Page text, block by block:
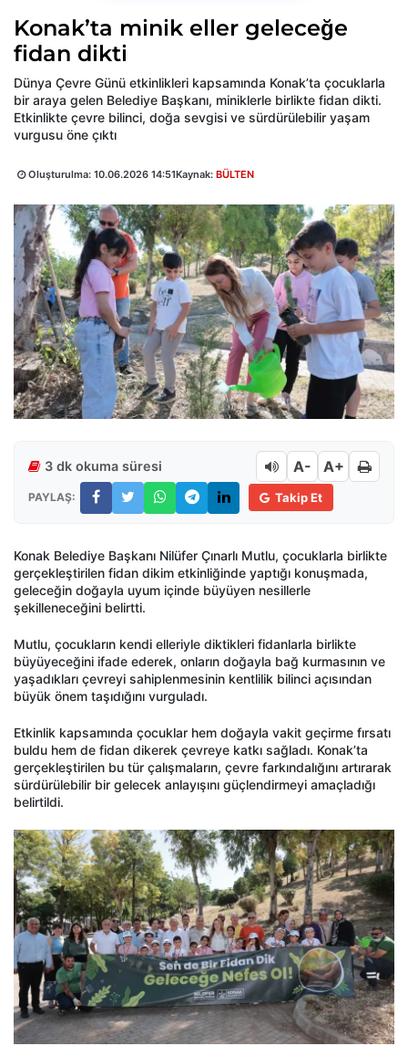
Konak’ta minik eller geleceğe
fidan dikti
Dünya Çevre Günü etkinlikleri kapsamında Konak’ta çocuklarla
bir araya gelen Belediye Başkanı, miniklerle birlikte fidan dikti.
Etkinlikte çevre bilinci, doğa sevgisi ve sürdürülebilir yaşam
vurgusu öne çıktı
Oluşturulma: 10.06.2026 14:51Kaynak: BÜLTEN
3 dk okuma süresi A- A+
PAYLAŞ: Takip Et
Konak Belediye Başkanı Nilüfer Çınarlı Mutlu, çocuklarla birlikte
gerçekleştirilen fidan dikim etkinliğinde yaptığı konuşmada,
geleceğin doğayla uyum içinde büyüyen nesillerle
şekilleneceğini belirtti.
Mutlu, çocukların kendi elleriyle diktikleri fidanlarla birlikte
büyüyeceğini ifade ederek, onların doğayla bağ kurmasının ve
yaşadıkları çevreyi sahiplenmesinin kentlilik bilinci açısından
büyük önem taşıdığını vurguladı.
Etkinlik kapsamında çocuklar hem doğayla vakit geçirme fırsatı
buldu hem de fidan dikerek çevreye katkı sağladı. Konak’ta
gerçekleştirilen bu tür çalışmaların, çevre farkındalığını artırarak
sürdürülebilir bir gelecek anlayışını güçlendirmeyi amaçladığı
belirtildi.